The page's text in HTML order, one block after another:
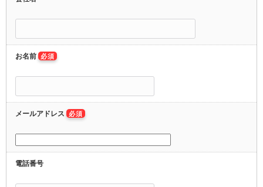
お名前 必須
メールアドレス 必須
電話番号